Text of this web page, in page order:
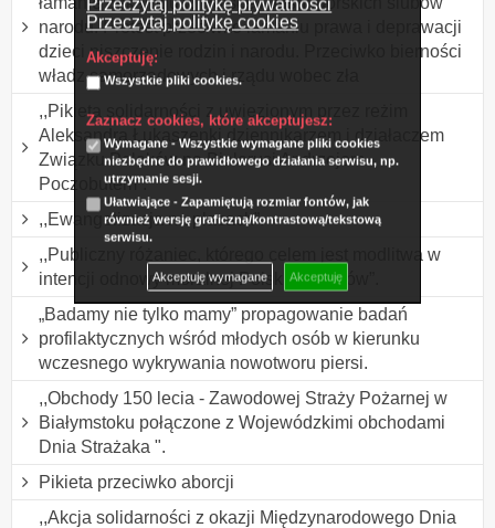
Przeczytaj politykę prywatności
Przeczytaj politykę cookies
Akceptuję:
Wszystkie pliki cookies.
Zaznacz cookies, które akceptujesz:
Wymagane - Wszystkie wymagane pliki cookies
niezbędne do prawidłowego działania serwisu, np.
utrzymanie sesji.
Ułatwiające - Zapamiętują rozmiar fontów, jak
również wersję graficzną/kontrastową/tekstową
serwisu.
Akceptuję wymagane Akceptuję
narodu. Protest przeciwko łamaniu prawa i deprawacji
dzieci niszczenie rodzin i narodu. Przeciwko bierności
władz samorządowych i rządu wobec zła
,,Pikieta solidarności z uwięzionym przez reżim
Aleksandra Łukaszenki dziennikarzem i działaczem
Związku Polaków na Białorusi Andrzejem
Poczobutem”.
,,Ewangelizacja na placach”.
,,Publiczny różaniec, którego celem jest modlitwa w
intencji odnowy moralnej Polski i Polaków”.
„Badamy nie tylko mamy” propagowanie badań
profilaktycznych wśród młodych osób w kierunku
wczesnego wykrywania nowotworu piersi.
,,Obchody 150 lecia - Zawodowej Straży Pożarnej w
Białymstoku połączone z Wojewódzkimi obchodami
Dnia Strażaka ".
Pikieta przeciwko aborcji
,,Akcja solidarności z okazji Międzynarodowego Dnia